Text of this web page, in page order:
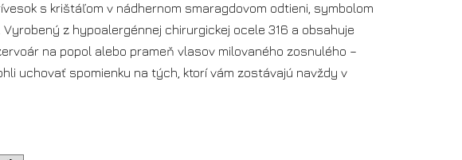
s krištáľom v nádhernom smaragdovom odtieni, symbolom
Vyrobený z hypoalergénnej chirurgickej ocele 316 a obsahuje
na popol alebo prameň vlasov milovaného zosnulého –
uchovať spomienku na tých, ktorí vám zostávajú navždy v